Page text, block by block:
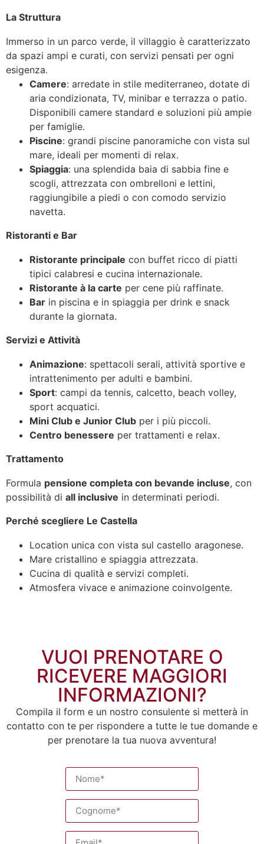
La Struttura
Immerso in un parco verde, il villaggio è caratterizzato
da spazi ampi e curati, con servizi pensati per ogni
esigenza.
Camere: arredate in stile mediterraneo, dotate di
aria condizionata, TV, minibar e terrazza o patio.
Disponibili camere standard e soluzioni più ampie
per famiglie.
Piscine: grandi piscine panoramiche con vista sul
mare, ideali per momenti di relax.
Spiaggia: una splendida baia di sabbia fine e
scogli, attrezzata con ombrelloni e lettini,
raggiungibile a piedi o con comodo servizio
navetta.
Ristoranti e Bar
Ristorante principale con buffet ricco di piatti
tipici calabresi e cucina internazionale.
Ristorante à la carte per cene più raffinate.
Bar in piscina e in spiaggia per drink e snack
durante la giornata.
Servizi e Attività
Animazione: spettacoli serali, attività sportive e
intrattenimento per adulti e bambini.
Sport: campi da tennis, calcetto, beach volley,
sport acquatici.
Mini Club e Junior Club per i più piccoli.
Centro benessere per trattamenti e relax.
Trattamento
Formula pensione completa con bevande incluse, con
possibilità di all inclusive in determinati periodi.
Perché scegliere Le Castella
Location unica con vista sul castello aragonese.
Mare cristallino e spiaggia attrezzata.
Cucina di qualità e servizi completi.
Atmosfera vivace e animazione coinvolgente.
VUOI PRENOTARE O
RICEVERE MAGGIORI
INFORMAZIONI?
Compila il form e un nostro consulente si metterà in
contatto con te per rispondere a tutte le tue domande e
per prenotare la tua nuova avventura!